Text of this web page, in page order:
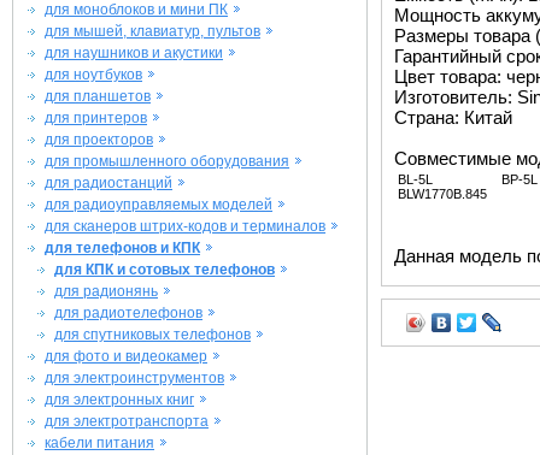
для моноблоков и мини ПК
для мышей, клавиатур, пультов
для наушников и акустики
для ноутбуков
для планшетов
для принтеров
для проекторов
для промышленного оборудования
для радиостанций
для радиоуправляемых моделей
для сканеров штрих-кодов и терминалов
для телефонов и КПК
для КПК и сотовых телефонов
для радионянь
для радиотелефонов
для спутниковых телефонов
для фото и видеокамер
для электроинструментов
для электронных книг
для электротранспорта
кабели питания
Мощность
Размеры товара
Гарантийный
Цвет товара:
Изготовитель:
Страна: Китай
Совместимые
BL-5L
BLW1770B.845
BP-5L
Данная модель